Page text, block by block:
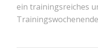
ein trainingsreiches